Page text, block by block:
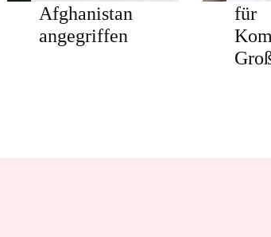
Afghanistan
angegriffen
für